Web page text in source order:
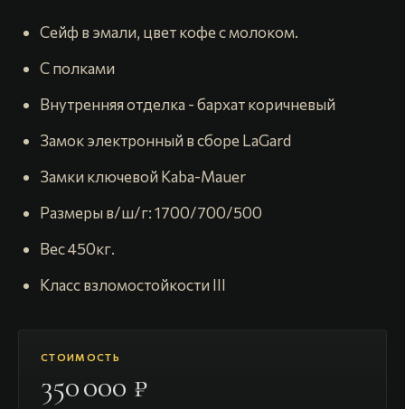
Сейф в эмали, цвет кофе с молоком.
С полками
Внутренняя отделка - бархат коричневый
Замок электронный в сборе LaGard
Замки ключевой Kaba-Mauer
Размеры в/ш/г: 1700/700/500
Вес 450кг.
Класс взломостойкости III
СТОИМОСТЬ
350 000 ₽